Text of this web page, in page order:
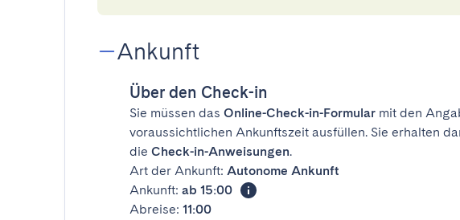
Ankunft
Über den Check-in
Sie müssen das Online-Check-in-Formular mit den
voraussichtlichen Ankunftszeit ausfüllen. Sie erhalten
die Check-in-Anweisungen.
Art der Ankunft: Autonome Ankunft
Ankunft: ab 15:00
Abreise: 11:00